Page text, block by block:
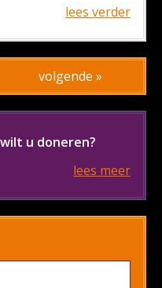
lees verder
volgende »
u doneren?
lees meer